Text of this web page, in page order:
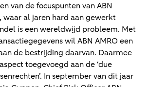
van de focuspunten van ABN
waar al jaren hard aan gewerkt
is een wereldwijd probleem. Met
wil ABN AMRO een
de bestrijding daarvan. Daarmee
toegevoegd aan de ‘due
In september van dit jaar